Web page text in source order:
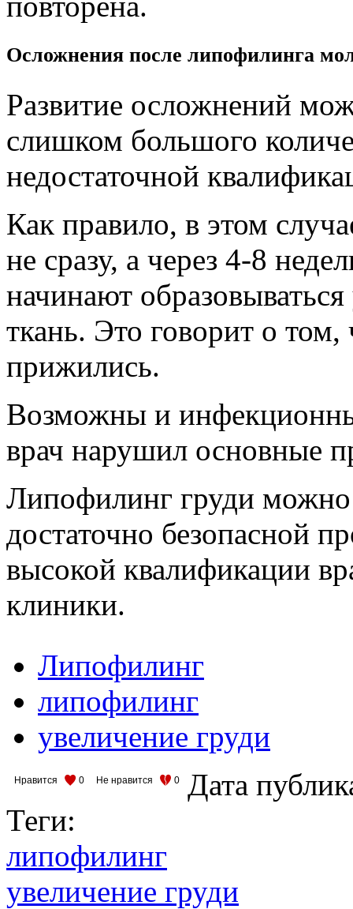
Осложнения после липофилинга
Развитие осложнений
слишком большого
недостаточной
Как правило, в этом
не сразу, а через 4-8
начинают
ткань. Это говорит о
прижились.
Возможны и
врач нарушил основные
Липофилинг груди можно
достаточно безопасной
высокой квалификации
клиники.
Липофилинг
липофилинг
увеличение груди
Нравится 0 Не нравится 0
Дата
Теги:
липофилинг
увеличение груди